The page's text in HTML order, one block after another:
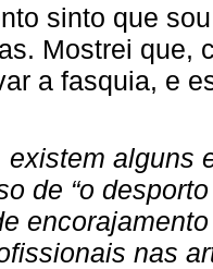
sinto que
Mostrei que,
a fasquia, e
existem alguns
de “o
nas